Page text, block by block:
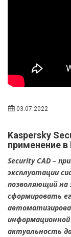
03.07.2022
Kaspersky
применение в
Security CAD –
эксплуатации
позволяющий на
сформировать
актуальность